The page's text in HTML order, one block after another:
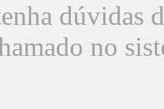
dúvidas
no